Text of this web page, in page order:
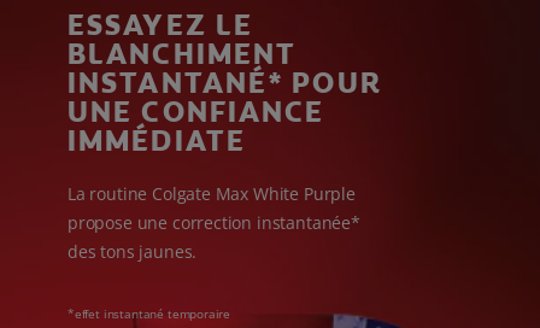
ESSAYEZ LE
BLANCHIMENT
INSTANTANÉ* POUR
UNE CONFIANCE
IMMÉDIATE
La routine Colgate Max White Purple
propose une correction instantanée*
des tons jaunes.
*effet instantané temporaire